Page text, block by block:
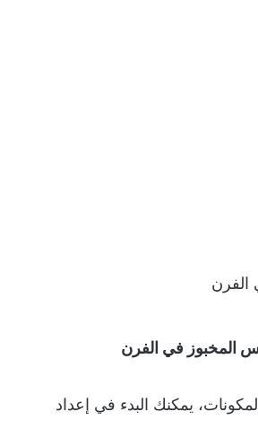
الفرن
المخبوز في الفرن
يمكنك البدء في إعداد